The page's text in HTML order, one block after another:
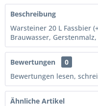
Beschreibung
Warsteiner 20 L Fassbier
Brauwasser,
Bewertungen
0
Bewertungen lesen,
Ähnliche Artikel